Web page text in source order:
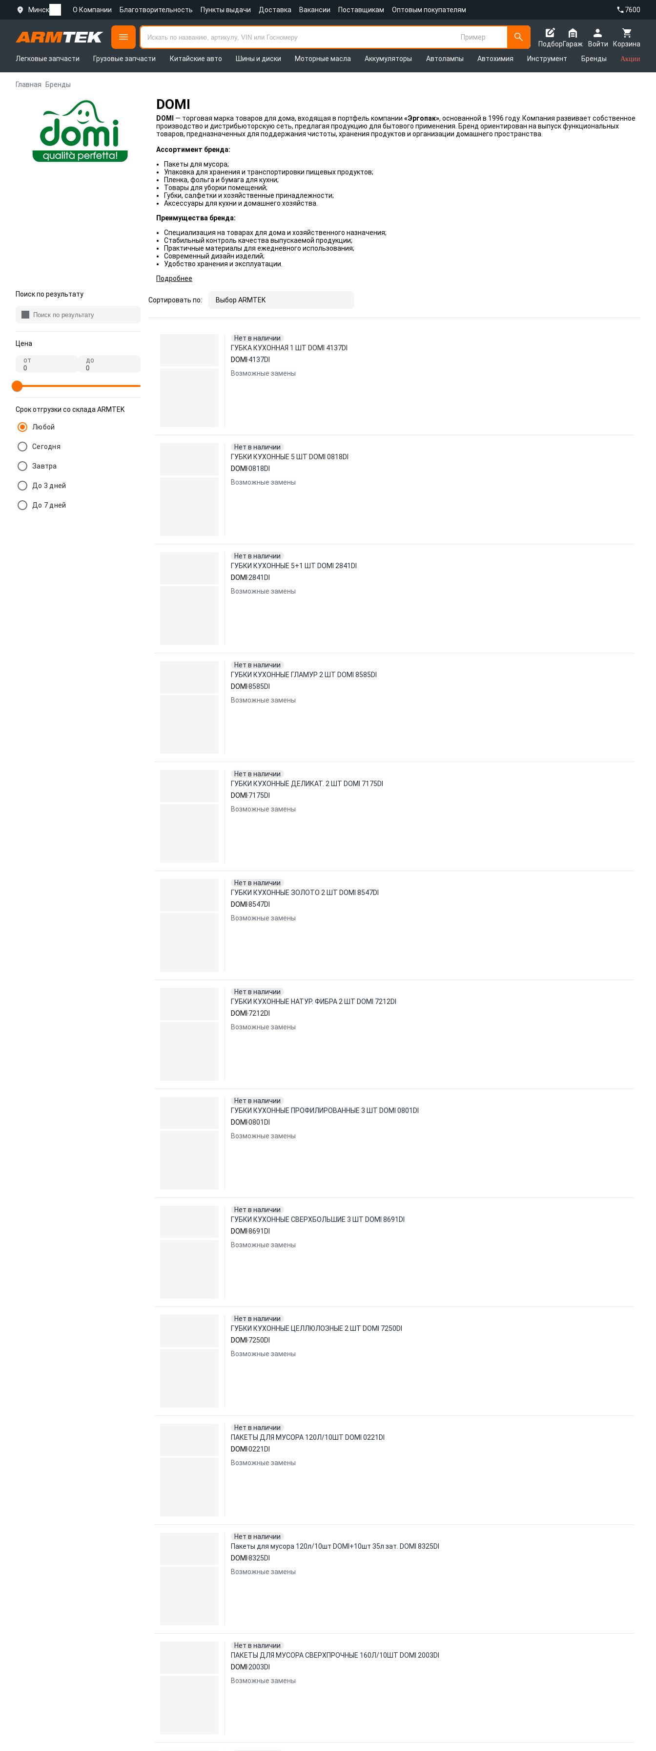
Минск О Компании Благотворительность Пункты выдачи Доставка Вакансии Поставщикам Оптовым покупателям 7600
Пример
Подбор
Корзина
Гараж
Войти
Легковые запчасти
Грузовые запчасти Китайские авто Шины и диски Моторные масла Аккумуляторы Автолампы Автохимия Инструмент Бренды Акции
Главная Бренды
DOMI
DOMI — торговая марка товаров для дома, входящая в портфель компании «Эргопак», основанной в 1996 году. Компания развивает собственное
производство и дистрибьюторскую сеть, предлагая продукцию для бытового применения. Бренд ориентирован на выпуск функциональных
товаров, предназначенных для поддержания чистоты, хранения продуктов и организации домашнего пространства.
Ассортимент бренда:
Пакеты для мусора;
Упаковка для хранения и транспортировки пищевых продуктов;
Пленка, фольга и бумага для кухни;
Товары для уборки помещений;
Губки, салфетки и хозяйственные принадлежности;
Аксессуары для кухни и домашнего хозяйства.
Преимущества бренда:
Специализация на товарах для дома и хозяйственного назначения;
Стабильный контроль качества выпускаемой продукции;
Практичные материалы для ежедневного использования;
Современный дизайн изделий;
Удобство хранения и эксплуатации.
Подробнее
Поиск по результату
Цена
от до
Срок отгрузки со склада ARMTEK
Любой
Сегодня
Завтра
До 3 дней
До 7 дней
Сортировать по: Выбор ARMTEK
Нет в наличии
ГУБКА КУХОННАЯ 1 ШТ DOMI 4137DI
DOMI 4137DI
Возможные замены
Нет в наличии
ГУБКИ КУХОННЫЕ 5 ШТ DOMI 0818DI
DOMI 0818DI
Возможные замены
Нет в наличии
ГУБКИ КУХОННЫЕ 5+1 ШТ DOMI 2841DI
DOMI 2841DI
Возможные замены
Нет в наличии
ГУБКИ КУХОННЫЕ ГЛАМУР 2 ШТ DOMI 8585DI
DOMI 8585DI
Возможные замены
Нет в наличии
ГУБКИ КУХОННЫЕ ДЕЛИКАТ. 2 ШТ DOMI 7175DI
DOMI 7175DI
Возможные замены
Нет в наличии
ГУБКИ КУХОННЫЕ ЗОЛОТО 2 ШТ DOMI 8547DI
DOMI 8547DI
Возможные замены
Нет в наличии
ГУБКИ КУХОННЫЕ НАТУР. ФИБРА 2 ШТ DOMI 7212DI
DOMI 7212DI
Возможные замены
Нет в наличии
ГУБКИ КУХОННЫЕ ПРОФИЛИРОВАННЫЕ 3 ШТ DOMI 0801DI
DOMI 0801DI
Возможные замены
Нет в наличии
ГУБКИ КУХОННЫЕ СВЕРХБОЛЬШИЕ 3 ШТ DOMI 8691DI
DOMI 8691DI
Возможные замены
Нет в наличии
ГУБКИ КУХОННЫЕ ЦЕЛЛЮЛОЗНЫЕ 2 ШТ DOMI 7250DI
DOMI 7250DI
Возможные замены
Нет в наличии
ПАКЕТЫ ДЛЯ МУСОРА 120Л/10ШТ DOMI 0221DI
DOMI 0221DI
Возможные замены
Нет в наличии
Пакеты для мусора 120л/10шт DOMI+10шт 35л зат. DOMI 8325DI
DOMI 8325DI
Возможные замены
Нет в наличии
ПАКЕТЫ ДЛЯ МУСОРА СВЕРХПРОЧНЫЕ 160Л/10ШТ DOMI 2003DI
DOMI 2003DI
Возможные замены